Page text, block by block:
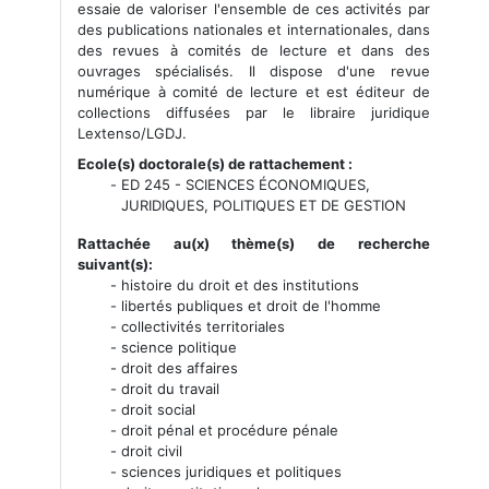
essaie de valoriser l'ensemble de ces activités par
des publications nationales et internationales, dans
des revues à comités de lecture et dans des
ouvrages spécialisés. Il dispose d'une revue
numérique à comité de lecture et est éditeur de
collections diffusées par le libraire juridique
Lextenso/LGDJ.
Ecole(s) doctorale(s) de rattachement :
ED 245 - SCIENCES ÉCONOMIQUES,
JURIDIQUES, POLITIQUES ET DE GESTION
Rattachée au(x) thème(s) de recherche
suivant(s):
histoire du droit et des institutions
libertés publiques et droit de l'homme
collectivités territoriales
science politique
droit des affaires
droit du travail
droit social
droit pénal et procédure pénale
droit civil
sciences juridiques et politiques